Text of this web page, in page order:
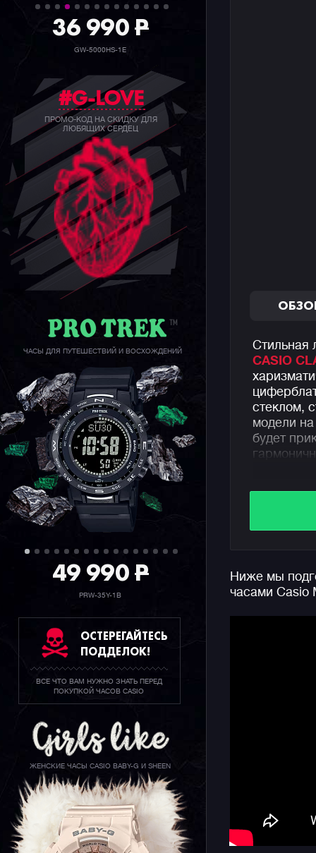
36 990P
GW-5000HS-1E
#G-LOVE
ПРОМО-КОД НА СКИДКУ ДЛЯ
ЛЮБЯЩИХ СЕРДЕЦ
ЧАСЫ ДЛЯ ПУТЕШЕСТВИЙ И ВОСХОЖДЕНИЙ
49 990P
PRW-35Y-1B
ОСТЕРЕГАЙТЕСЬ
ПОДДЕЛОК!
ВСЕ ЧТО ВАМ НУЖНО ЗНАТЬ ПЕРЕД
ПОКУПКОЙ ЧАСОВ CASIO
ЖЕНСКИЕ ЧАСЫ CASIO BABY-G И SHEEN
Стильная
CASIO
стеклом,
модели
будет
5 Бар.
фазы
Ниже мы
часами Casio